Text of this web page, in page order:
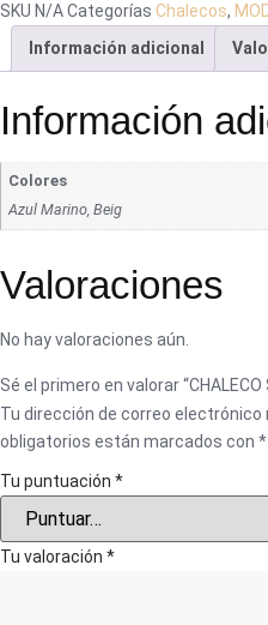
SKU N/ACategorías Chalecos,
Información adicional
Información
Colores
Azul Marino, Beig
Valoraciones
No hay valoraciones aún.
Sé el primero en valorar “CHALECO
Tu dirección de correo electrónico
obligatorios están marcados con *
Tu puntuación *
Tu valoración *